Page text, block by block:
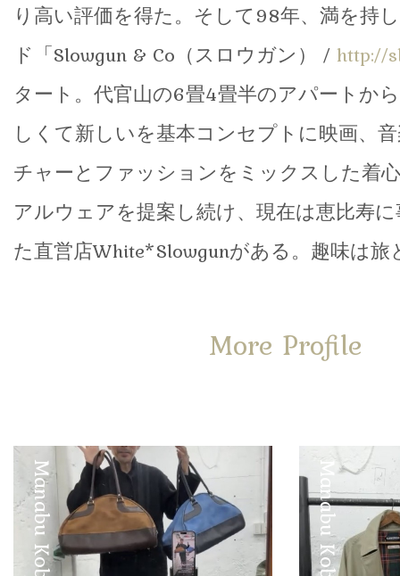
り高い評価を得た。そして98年、満を持
ド「Slowgun & Co（スロウガン） / http://
タート。代官山の6畳4畳半のアパートか
しくて新しいを基本コンセプトに映画、
チャーとファッションをミックスした着
アルウェアを提案し続け、現在は恵比寿
た直営店White*Slowgunがある。趣味は旅
More Profile